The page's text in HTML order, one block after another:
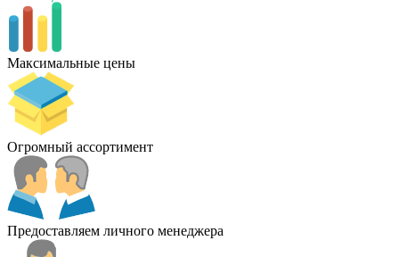
Максимальные цены
Огромный ассортимент
Предоставляем личного менеджера